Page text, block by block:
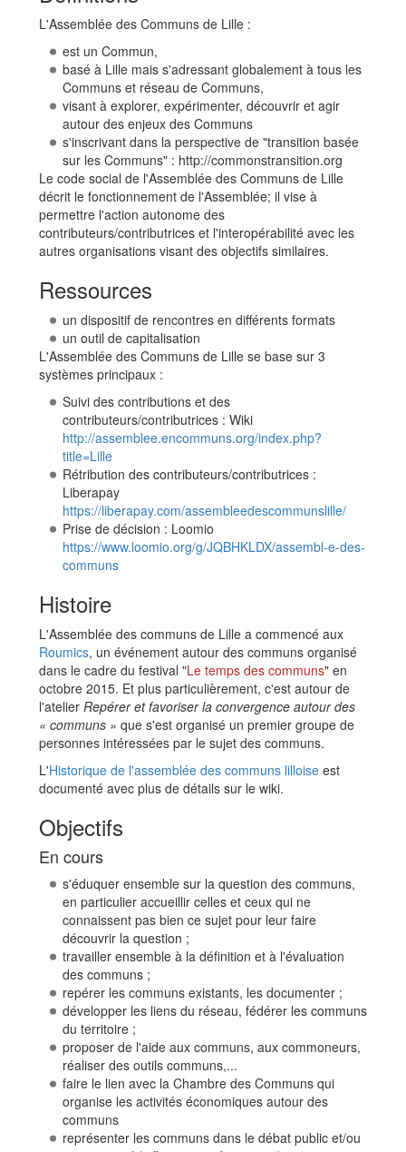
L'Assemblée des Communs de Lille :
est un Commun,
basé à Lille mais s'adressant globalement à tous les
Communs et réseau de Communs,
visant à explorer, expérimenter, découvrir et agir
autour des enjeux des Communs
s'inscrivant dans la perspective de "transition basée
sur les Communs" : http://commonstransition.org
Le code social de l'Assemblée des Communs de Lille
décrit le fonctionnement de l'Assemblée; il vise à
permettre l'action autonome des
contributeurs/contributrices et l'interopérabilité avec les
autres organisations visant des objectifs similaires.
Ressources
un dispositif de rencontres en différents formats
un outil de capitalisation
L'Assemblée des Communs de Lille se base sur 3
systèmes principaux :
Suivi des contributions et des
contributeurs/contributrices : Wiki
http://assemblee.encommuns.org/index.php?
title=Lille
Rétribution des contributeurs/contributrices :
Liberapay
https://liberapay.com/assembleedescommunslille/
Prise de décision : Loomio
https://www.loomio.org/g/JQBHKLDX/assembl-e-des-
communs
Histoire
L'Assemblée des communs de Lille a commencé aux
Roumics, un événement autour des communs organisé
dans le cadre du festival "Le temps des communs" en
octobre 2015. Et plus particulièrement, c'est autour de
l'atelier Repérer et favoriser la convergence autour des
« communs » que s'est organisé un premier groupe de
personnes intéressées par le sujet des communs.
L'Historique de l'assemblée des communs lilloise est
documenté avec plus de détails sur le wiki.
Objectifs
En cours
s'éduquer ensemble sur la question des communs,
en particulier accueillir celles et ceux qui ne
connaissent pas bien ce sujet pour leur faire
découvrir la question ;
travailler ensemble à la définition et à l'évaluation
des communs ;
repérer les communs existants, les documenter ;
développer les liens du réseau, fédérer les communs
du territoire ;
proposer de l'aide aux communs, aux commoneurs,
réaliser des outils communs,...
faire le lien avec la Chambre des Communs qui
organise les activités économiques autour des
communs
représenter les communs dans le débat public et/ou